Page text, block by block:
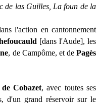
de las Guilles, La foun de la
l'action en cantonnement
[dans l'Aude], les
, de Campôme, et dePagès
Cobazet, avec toutes ses
d'un grand réservoir sur le